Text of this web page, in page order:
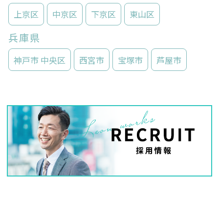
上京区 中京区 下京区 東山区
兵庫県
神戸市 中央区 西宮市 宝塚市 芦屋市